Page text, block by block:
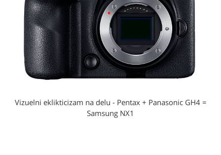
Vizuelni eklikticizam na delu - Pentax + Panasonic GH4 =
Samsung NX1